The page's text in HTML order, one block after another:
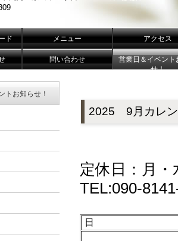
ド
メニュー アクセス
問い合わせ
営業日＆イベント
せ！
2025 9月カレ
定休日：月
TEL:090-
日
トお知らせ！